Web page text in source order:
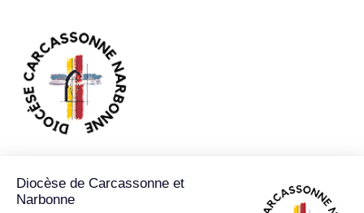
11890 CARCASSONNE CEDEX 9
04 68 47 05 31